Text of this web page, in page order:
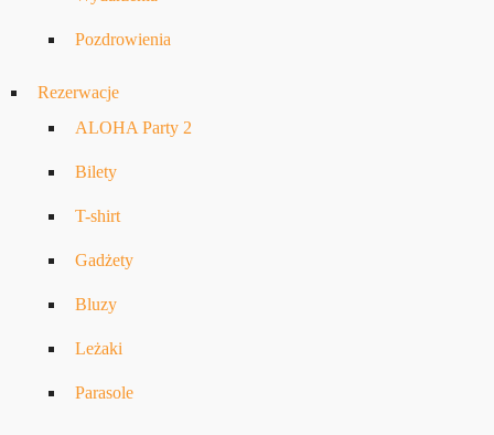
Pozdrowienia
Rezerwacje
ALOHA Party 2
Bilety
T-shirt
Gadżety
Bluzy
Leżaki
Parasole